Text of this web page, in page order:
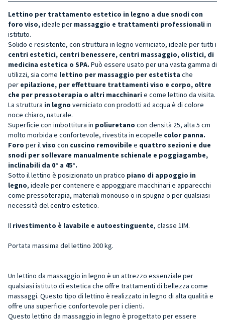
Lettino per trattamento estetico in legno a due snodi con
foro viso,ideale per massaggio e trattamenti professionali in
istituto.
Solido e resistente, con struttura in legno verniciato, ideale per tutti i
centri estetici, centri benessere, centri massaggio, olistici, di
medicina estetica o SPA. Può essere usato per una vasta gamma di
utilizzi, sia come lettino per massaggio per estetista che
per epilazione, per effettuare trattamenti viso e corpo, oltre
che per pressoterapia o altri macchinari e come lettino da visita.
La struttura in legno verniciato con prodotti ad acqua è di colore
noce chiaro, naturale.
Superficie con imbottitura in poliuretano con densità 25, alta 5 cm
molto morbida e confortevole, rivestita in ecopelle color panna.
Foro per il viso con cuscino removibile e quattro sezioni e due
snodi per sollevare manualmente schienale e poggiagambe,
inclinabili da 0° a 45°.
Sotto il lettino è posizionato un pratico piano di appoggio in
legno, ideale per contenere e appoggiare macchinari e apparecchi
come pressoterapia, materiali monouso o in spugna o per qualsiasi
necessità del centro estetico.
Il rivestimento è lavabile e autoestinguente, classe 1IM.
Portata massima del lettino 200 kg.
Un lettino da massaggio in legno è un attrezzo essenziale per
qualsiasi istituto di estetica che offre trattamenti di bellezza come
massaggi. Questo tipo di lettino è realizzato in legno di alta qualità e
offre una superficie confortevole per i clienti.
Questo lettino da massaggio in legno è progettato per essere